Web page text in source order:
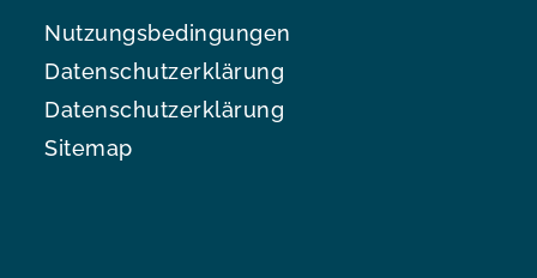
Nutzungsbedingungen
Datenschutzerklärung
Datenschutzerklärung
Sitemap